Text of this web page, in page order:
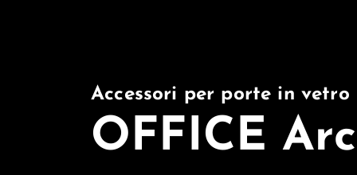
Accessori per porte in vetro
OFFICE